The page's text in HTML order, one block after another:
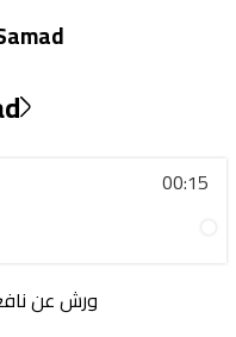
00:15
ورش عن